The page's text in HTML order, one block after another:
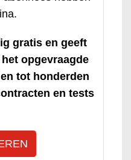
gratis en geeft
opgevraagde
tot honderden
en tests